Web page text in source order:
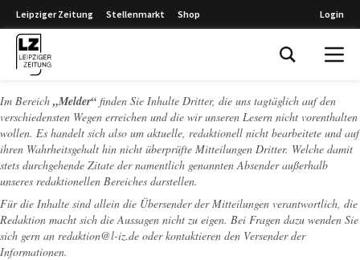
Leipziger Zeitung Stellenmarkt Shop Login
Im Bereich „Melder“ finden Sie Inhalte Dritter, die uns tagtäglich auf den
verschiedensten Wegen erreichen und die wir unseren Lesern nicht vorenthalten
wollen. Es handelt sich also um aktuelle, redaktionell nicht bearbeitete und auf
ihren Wahrheitsgehalt hin nicht überprüfte Mitteilungen Dritter. Welche damit
stets durchgehende Zitate der namentlich genannten Absender außerhalb
unseres redaktionellen Bereiches darstellen.
Für die Inhalte sind allein die Übersender der Mitteilungen verantwortlich, die
Redaktion macht sich die Aussagen nicht zu eigen. Bei Fragen dazu wenden Sie
sich gern an redaktion@l-iz.de oder kontaktieren den Versender der
Informationen.